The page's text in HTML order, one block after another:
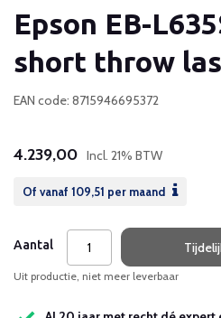
Epson EB-
short throw
EAN code: 8715946695372
4.239,00 Incl. 21% BTW
Of vanaf 109,51 per maand
Aantal
Uit productie, niet meer leverbaar